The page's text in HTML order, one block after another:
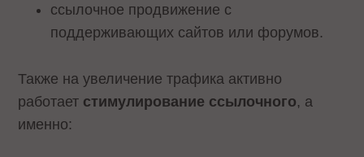
ссылочное продвижение с
поддерживающих сайтов или форумов.
Также на увеличение трафика активно
работает стимулирование ссылочного, а
именно: